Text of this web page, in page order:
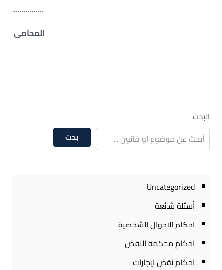
…………….
المحامى
البحث
بحث
Uncategorized
أسئلة شائعة
احكام الاحوال الشخصية
احكام محكمة النقض
احكام نقض ايجارات